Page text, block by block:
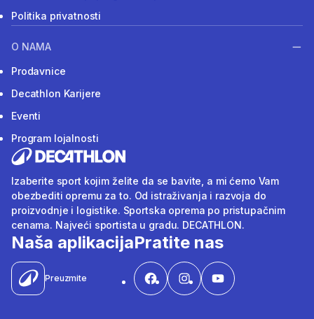
Politika privatnosti
O NAMA
Prodavnice
Decathlon Karijere
Eventi
Program lojalnosti
Izaberite sport kojim želite da se bavite, a mi ćemo Vam
obezbediti opremu za to. Od istraživanja i razvoja do
proizvodnje i logistike. Sportska oprema po pristupačnim
cenama. Najveći sportista u gradu. DECATHLON.
Naša aplikacija
Preuzmite
Pratite nas